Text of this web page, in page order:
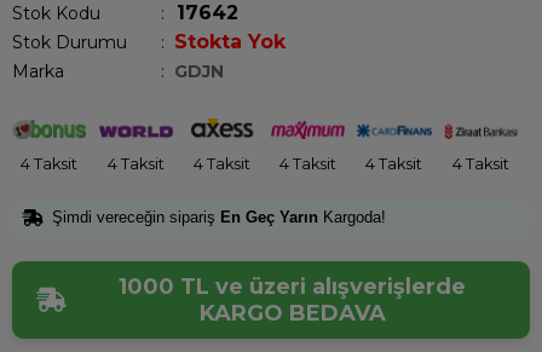
Stok Kodu 17642
Stok Durumu : Stokta Yok
Marka : GDJN
4 Taksit 4 Taksit 4 Taksit 4 Taksit 4 Taksit 4 Taksit
Şimdi vereceğin sipariş En Geç Yarın Kargoda!
1000 TL ve üzeri alışverişlerde
KARGO BEDAVA